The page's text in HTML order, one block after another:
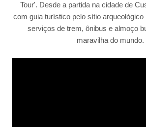
Tour'. Desde a partida na cidade de
com guia turístico pelo sítio
serviços de trem, ônibus e almoço
maravilha do mundo.